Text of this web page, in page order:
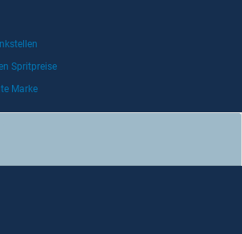
Spritpreise
Marke